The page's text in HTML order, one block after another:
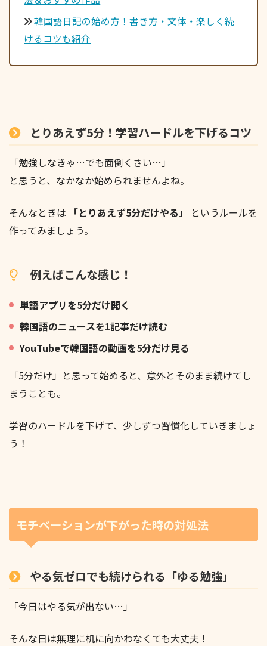
韓国語日記の始め方！書き方・文体・楽しく続
けるコツも紹介
とりあえず5分！学習ハードルを下げるコツ
「勉強しなきゃ…でも面倒くさい…」
と思うと、なかなか始められませんよね。
そんなときは 「とりあえず5分だけやる」
というルールを
作ってみましょう。
例えばこんな感じ！
単語アプリを5分だけ開く
韓国語のニュースを1記事だけ読む
YouTubeで韓国語の動画を5分だけ見る
「5分だけ」と思って始めると、意外とそのまま続けてし
まうことも。
学習のハードルを下げて、少しずつ習慣化していきましょ
う！
モチベーションが下がった時の対処法
やる気ゼロでも続けられる「ゆる勉強」
「今日はやる気が出ない…」
そんな日は無理に机に向かわなくても大丈夫！